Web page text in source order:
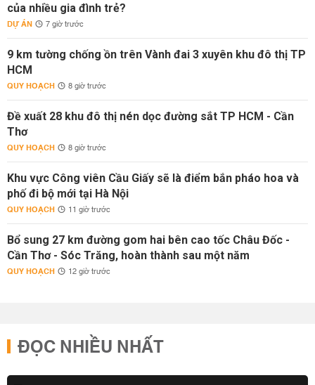
của nhiều gia đình trẻ?
DỰ ÁN 7 giờ trước
9 km tường chống ồn trên Vành đai 3 xuyên khu đô thị TP
HCM
QUY HOẠCH 8 giờ trước
Đề xuất 28 khu đô thị nén dọc đường sắt TP HCM - Cần
Thơ
QUY HOẠCH 8 giờ trước
Khu vực Công viên Cầu Giấy sẽ là điểm bắn pháo hoa và
phố đi bộ mới tại Hà Nội
QUY HOẠCH 11 giờ trước
Bổ sung 27 km đường gom hai bên cao tốc Châu Đốc -
Cần Thơ - Sóc Trăng, hoàn thành sau một năm
QUY HOẠCH 12 giờ trước
ĐỌC NHIỀU NHẤT